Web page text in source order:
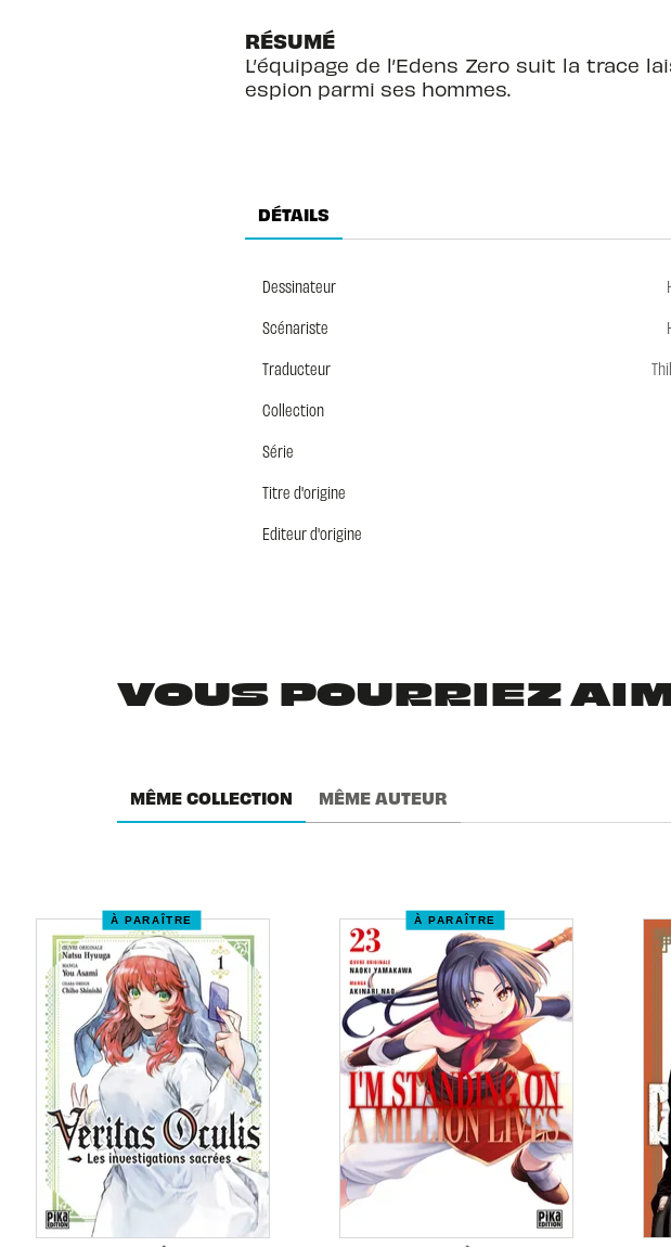
RÉSUMÉ
L’équipage de l’Edens Zero suit la trace
espion parmi ses hommes.
DÉTAILS
Dessinateur
Scénariste
Traducteur
Collection
Série
Titre d'origine
Editeur d'origine
VOUS POURRIEZ
MÊME COLLECTION MÊME AUTEUR
À PARAÎTRE À PARAÎTRE